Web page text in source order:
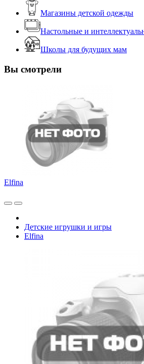
Магазины детской одежды
Настольные и
Школы для будущих мам
Вы смотрели
Elfina
Детские игрушки и игры
Elfina